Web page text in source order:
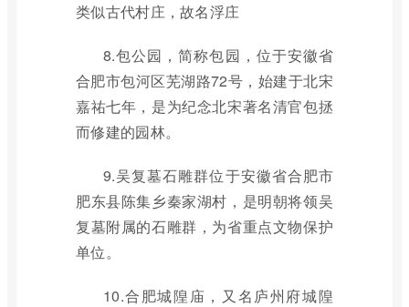
类似古代村庄，故名浮庄
8.包公园，简称包园，位于安徽省
合肥市包河区芜湖路72号，始建于北宋
嘉祐七年，是为纪念北宋著名清官包拯
而修建的园林。
9.吴复墓石雕群位于安徽省合肥市
肥东县陈集乡秦家湖村，是明朝将领吴
复墓附属的石雕群，为省重点文物保护
单位。
10.合肥城隍庙，又名庐州府城隍